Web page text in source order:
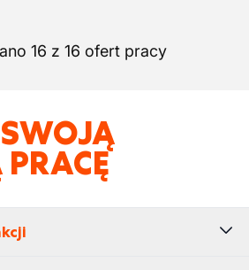
16 z 16 ofert pracy